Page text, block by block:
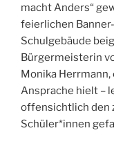
macht Anders“
feierlichen
Schulgebäude
Bürgermeisterin
Monika Herrmann,
Ansprache hielt –
offensichtlich den
Schüler*innen